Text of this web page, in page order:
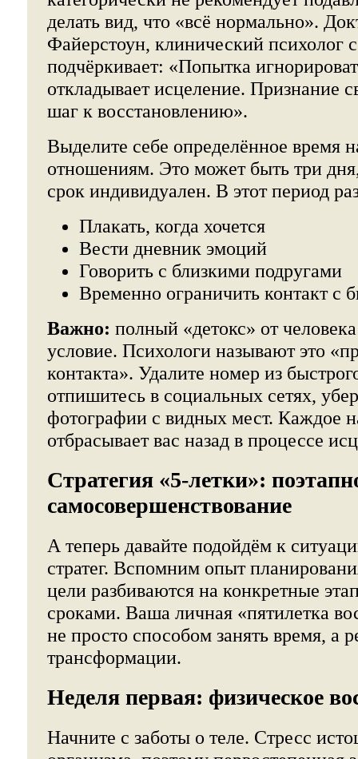
делать вид, что «всё нормально».
Файерстоун, клинический психолог
подчёркивает: «Попытка
откладывает исцеление. Признание
шаг к восстановлению».
Выделите себе определённое время
отношениям. Это может быть три
срок индивидуален. В этот период
Плакать, когда хочется
Вести дневник эмоций
Говорить с близкими подругами
Временно ограничить контакт с
Важно: полный «детокс» от
условие. Психологи называют это
контакта». Удалите номер из
отпишитесь в социальных сетях,
фотографии с видных мест. Каждое
отбрасывает вас назад в процессе
Стратегия «5-летки»:
самосовершенствование
А теперь давайте подойдём к
стратег. Вспомним опыт
цели разбиваются на конкретные
сроками. Ваша личная «пятилетка
не просто способом занять время, а
трансформации.
Неделя первая: физическое
Начните с заботы о теле. Стресс